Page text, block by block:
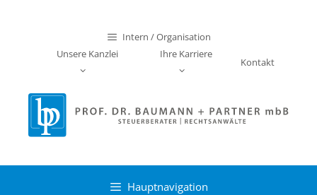
Intern / Organisation
Unsere Kanzlei
Ihre Karriere
Kontakt
Hauptnavigation